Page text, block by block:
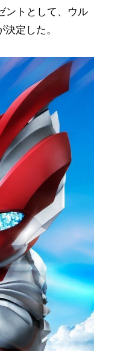
ントとして、ウル
定した。